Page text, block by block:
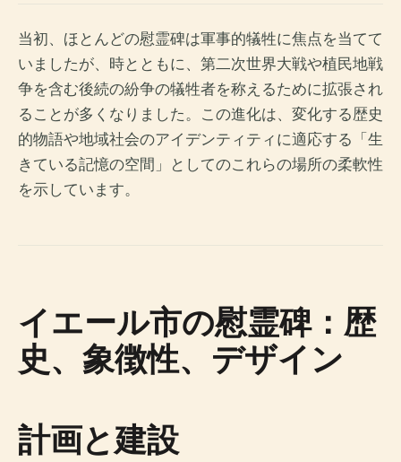
当初、ほとんどの慰霊碑は軍事的犠牲に焦点を当てて
いましたが、時とともに、第二次世界大戦や植民地戦
争を含む後続の紛争の犠牲者を称えるために拡張され
ることが多くなりました。この進化は、変化する歴史
的物語や地域社会のアイデンティティに適応する「生
きている記憶の空間」としてのこれらの場所の柔軟性
を示しています。
イエール市の慰霊碑：歴
史、象徴性、デザイン
計画と建設